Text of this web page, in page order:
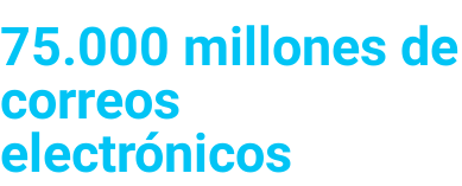
75.000 millones de
correos
electrónicos